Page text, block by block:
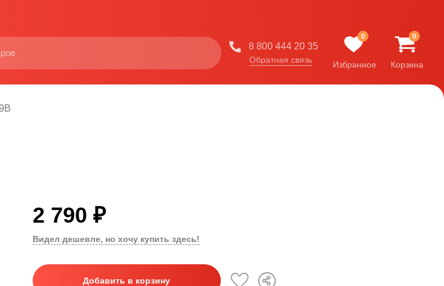
8 800 444 20 35
Обратная связь
0
Избранное
0
Корзина
2 790 ₽
Видел дешевле, но хочу купить здесь!
Добавить в корзину